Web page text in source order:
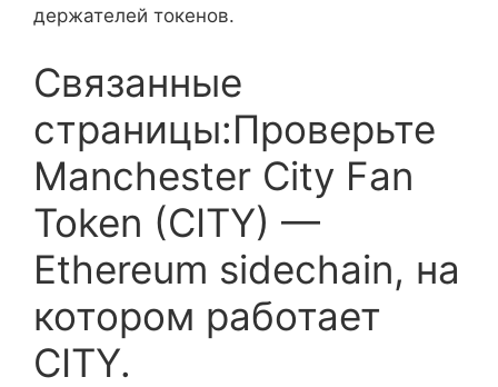
держателей токенов.
Связанные
страницы:Проверьте
Manchester City Fan
Token (CITY) —
Ethereum sidechain, на
котором работает
CITY.